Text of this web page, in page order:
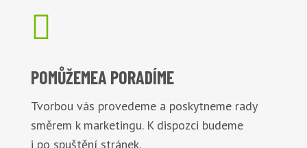

POMŮŽEMEA PORADÍME
Tvorbou vás provedeme a poskytneme rady
směrem k marketingu. K dispozci budeme
i po spuštění stránek.